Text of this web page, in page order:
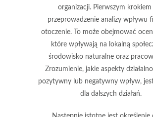
organizacji. Pierwszym krokiem
przeprowadzenie analizy wpływu
otoczenie. To może obejmować
które wpływają na lokalną
środowisko naturalne oraz
Zrozumienie, jakie aspekty
pozytywny lub negatywny wpływ,
dla dalszych działań.